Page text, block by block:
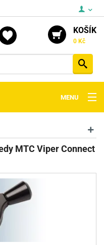
KOŠÍK
0 Kč
MENU
MTC Viper Connect